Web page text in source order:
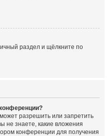
раздел и щёлкните по
разрешить или запретить
не знаете, какие вложения
конференции для получения